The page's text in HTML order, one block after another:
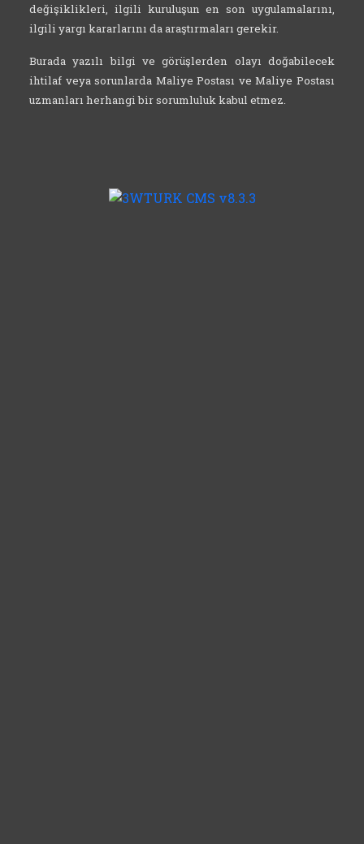
değişiklikleri, ilgili kuruluşun en son uygulamalarını,
ilgili yargı kararlarını da araştırmaları gerekir.
Burada yazılı bilgi ve görüşlerden olayı doğabilecek
ihtilaf veya sorunlarda Maliye Postası ve Maliye Postası
uzmanları herhangi bir sorumluluk kabul etmez.